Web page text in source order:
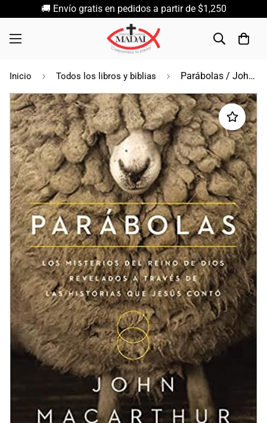
🚚 Envío gratis en pedidos a partir de $1,250
Inicio Todos los libros y biblias Parábolas / John MacArthur